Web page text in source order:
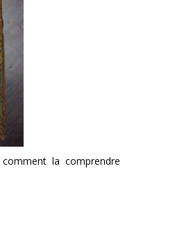
la comprendre